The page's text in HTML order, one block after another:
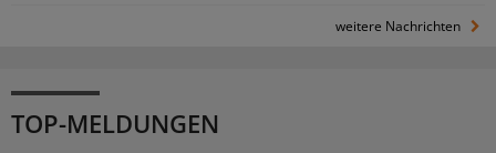
weitere Nachrichten
TOP-MELDUNGEN